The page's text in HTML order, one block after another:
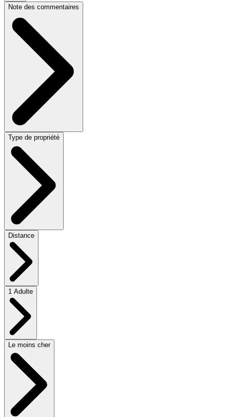
Note des commentaires
Type de propriété
Distance
1 Adulte
Le moins cher